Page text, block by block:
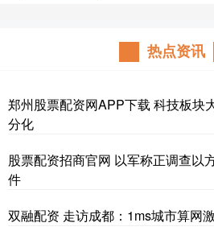
热点资讯
郑州股票配资网APP下载 科技板块
分化
股票配资招商官网 以军称正调查以
件
双融配资 走访成都：1ms城市算网